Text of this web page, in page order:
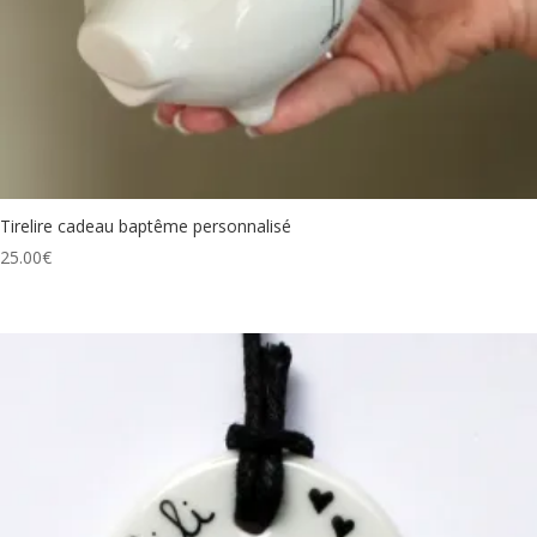
Tirelire cadeau baptême personnalisé
25.00€